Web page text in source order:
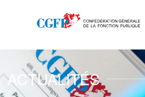
Skip to main content
ACTUALITÉS